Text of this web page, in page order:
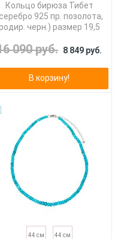
Кольцо бирюза Тибет
925 пр. позолота,
черн.) размер 19,5
090 руб. 8 849 руб.
В корзину!
44 см 44 см